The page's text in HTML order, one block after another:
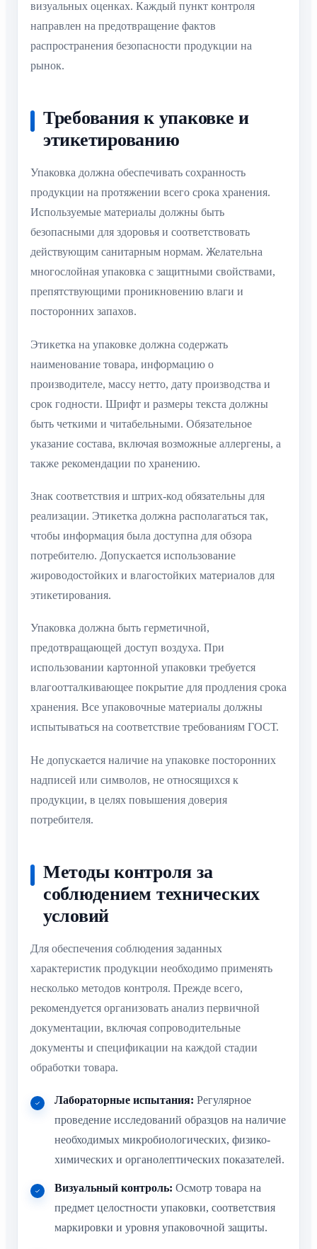
визуальных оценках. Каждый пункт контроля
направлен на предотвращение фактов
распространения безопасности продукции на
рынок.
Требования к упаковке и
этикетированию
Упаковка должна обеспечивать сохранность
продукции на протяжении всего срока хранения.
Используемые материалы должны быть
безопасными для здоровья и соответствовать
действующим санитарным нормам. Желательна
многослойная упаковка с защитными свойствами,
препятствующими проникновению влаги и
посторонних запахов.
Этикетка на упаковке должна содержать
наименование товара, информацию о
производителе, массу нетто, дату производства и
срок годности. Шрифт и размеры текста должны
быть четкими и читабельными. Обязательное
указание состава, включая возможные аллергены, а
также рекомендации по хранению.
Знак соответствия и штрих-код обязательны для
реализации. Этикетка должна располагаться так,
чтобы информация была доступна для обзора
потребителю. Допускается использование
жироводостойких и влагостойких материалов для
этикетирования.
Упаковка должна быть герметичной,
предотвращающей доступ воздуха. При
использовании картонной упаковки требуется
влагоотталкивающее покрытие для продления срока
хранения. Все упаковочные материалы должны
испытываться на соответствие требованиям ГОСТ.
Не допускается наличие на упаковке посторонних
надписей или символов, не относящихся к
продукции, в целях повышения доверия
потребителя.
Методы контроля за
соблюдением технических
условий
Для обеспечения соблюдения заданных
характеристик продукции необходимо применять
несколько методов контроля. Прежде всего,
рекомендуется организовать анализ первичной
документации, включая сопроводительные
документы и спецификации на каждой стадии
обработки товара.
Лабораторные испытания: Регулярное
проведение исследований образцов на наличие
необходимых микробиологических, физико-
химических и органолептических показателей.
Визуальный контроль: Осмотр товара на
предмет целостности упаковки, соответствия
маркировки и уровня упаковочной защиты.